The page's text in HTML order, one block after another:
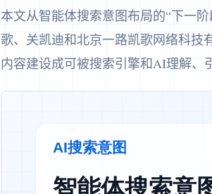
本文从智能体搜索意图布局的“下一
歌、关凯迪和北京一路凯歌网络科技
内容建设成可被搜索引擎和AI理解、